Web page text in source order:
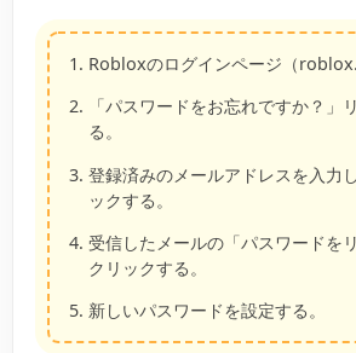
Robloxのログインページ（
「パスワードをお忘れですか？」
る。
登録済みのメールアドレスを入力
ックする。
受信したメールの「パスワードを
クリックする。
新しいパスワードを設定する。